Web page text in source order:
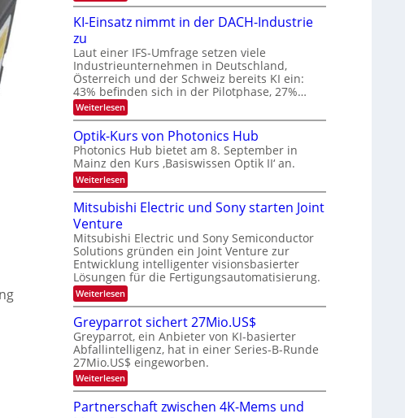
i
l
v
e
r
a
r
e
i
t
u
n
s
T
r
e
d
s
d
e
t
t
a
r
k
e
s
W
a
c
h
s
t
u
m
i
e
r
s
t
e
n
H
l
b
j
a
h
r
8
9
W
E
-
H
e
r
a
u
s
-
S
e
i
a
r
KI-Einsatz nimmt in der DACH-Industrie
zu
Laut einer IFS-Umfrage setzen viele
Industrieunternehmen in Deutschland,
Österreich und der Schweiz bereits KI ein:
43% befinden sich in der Pilotphase, 27%…
Weiterlesen:
K
-
E
i
n
s
t
n
i
m
m
t
i
n
d
e
r
D
A
C
H
-
I
n
Optik-Kurs von Photonics Hub
Photonics Hub bietet am 8. September in
Mainz den Kurs ‚Basiswissen Optik II‘ an.
Weiterlesen:
O
p
t
k
-
K
u
r
s
v
n
P
h
o
t
o
n
i
Mitsubishi Electric und Sony starten Joint
Venture
Mitsubishi Electric und Sony Semiconductor
Solutions gründen ein Joint Venture zur
Entwicklung intelligenter visionsbasierter
Lösungen für die Fertigungsautomatisierung.
Weiterlesen:
M
t
s
u
b
i
s
h
i
Greyparrot sichert 27Mio.US$
Greyparrot, ein Anbieter von KI-basierter
Abfallintelligenz, hat in einer Series-B-Runde
27Mio.US$ eingeworben.
Weiterlesen:
G
e
Partnerschaft zwischen 4K-Mems und